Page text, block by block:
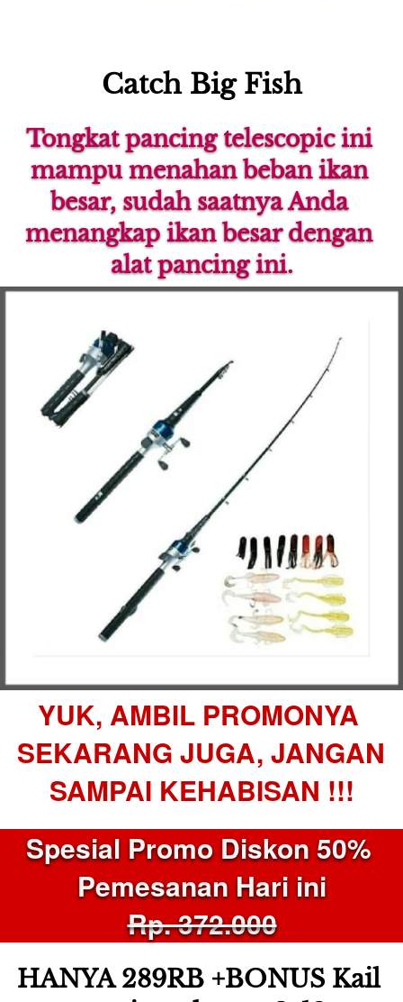
Catch Big Fish
Tongkat pancing telescopic ini
mampu menahan beban ikan
besar, sudah saatnya Anda
menangkap ikan besar dengan
alat pancing ini.
YUK, AMBIL PROMONYA
SEKARANG JUGA, JANGAN
SAMPAI KEHABISAN !!!
Spesial Promo Diskon 50%
Pemesanan Hari ini
Rp. 372.000
HANYA 289RB +BONUS Kail